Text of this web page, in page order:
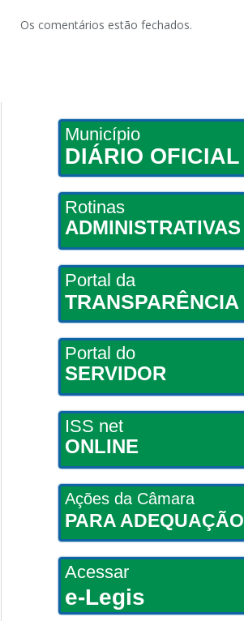
Os comentários estão fechados.
Município
DIÁRIO OFICIAL
Rotinas
ADMINISTRATIVAS
Portal da
TRANSPARÊNCIA
Portal do
SERVIDOR
ISS net
ONLINE
Ações da Câmara
PARA ADEQUAÇÃO
Acessar
e-Legis